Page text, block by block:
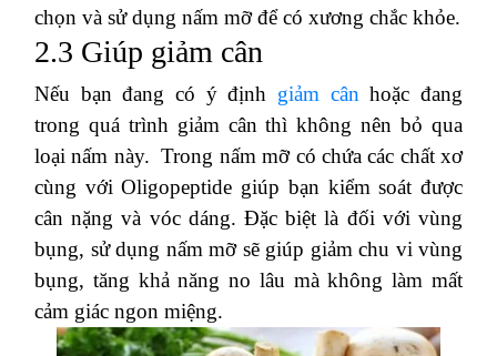
chọn và sử dụng nấm mỡ để có xương chắc khỏe.
2.3 Giúp giảm cân
Nếu bạn đang có ý định giảm cân hoặc đang
trong quá trình giảm cân thì không nên bỏ qua
loại nấm này. Trong nấm mỡ có chứa các chất xơ
cùng với Oligopeptide giúp bạn kiểm soát được
cân nặng và vóc dáng. Đặc biệt là đối với vùng
bụng, sử dụng nấm mỡ sẽ giúp giảm chu vi vùng
bụng, tăng khả năng no lâu mà không làm mất
cảm giác ngon miệng.